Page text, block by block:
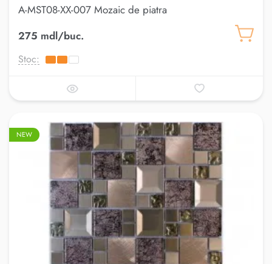
A-MST08-XX-007 Mozaic de piatra
275 mdl/buc.
Stoc:
NEW